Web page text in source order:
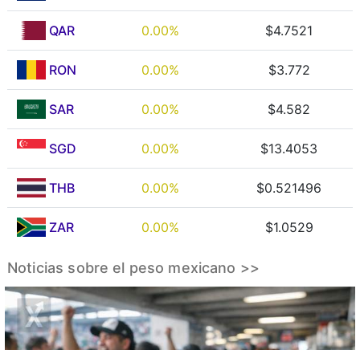
QAR 0.00% $4.7521
RON 0.00% $3.772
SAR 0.00% $4.582
SGD 0.00% $13.4053
THB 0.00% $0.521496
ZAR 0.00% $1.0529
Noticias sobre el peso mexicano >>